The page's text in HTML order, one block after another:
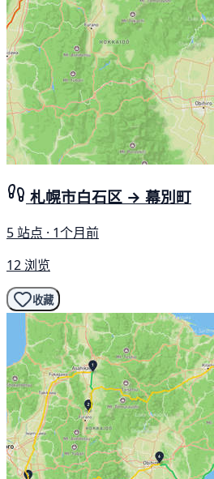
札幌市白石区 → 幕別町
5 站点 · 1个月前
12 浏览
收藏